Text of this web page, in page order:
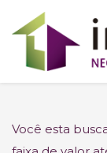
Você esta